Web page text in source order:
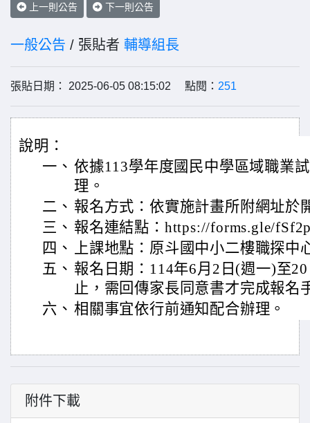
上一則公告 下一則公告
一般公告 / 張貼者 輔導組長
張貼日期： 2025-06-05 08:15:02 點閱： 251
說明：
一、 依據113學年度國民中學區域職業
理。
二、 報名方式：依實施計畫所附網址於
三、 報名連結點：https://forms.gle/
四、
上課地點：原斗國中小二樓職探中
五、 報名日期：114年6月2日(週一)至
止，需回傳家長同意書才完成報名
六、 相關事宜依行前通知配合辦理。
附件下載